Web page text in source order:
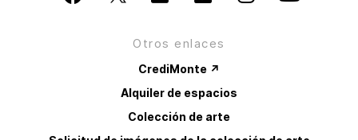
Otros enlaces
CrediMonte ↗
Alquiler de espacios
Colección de arte